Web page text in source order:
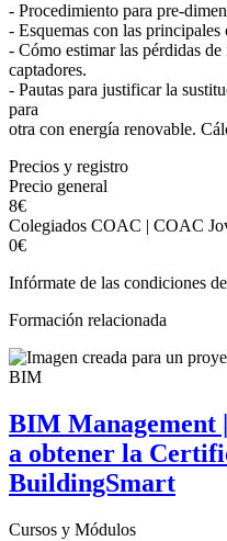
- Procedimiento para pre-
- Esquemas con las
- Cómo estimar las pérdidas
captadores.
- Pautas para justificar la
para
otra con energía renovable.
Precios y registro
Precio general
8€
Colegiados COAC | COAC
0€
Infórmate de las condiciones
Formación relacionada
BIM Management
a obtener la
BuildingSmart
Cursos y Módulos